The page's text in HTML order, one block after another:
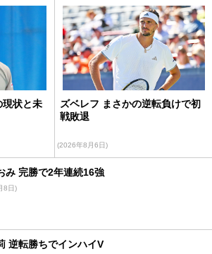
現状と未
ズベレフ まさかの逆転負けで初
戦敗退
(2026年8月6日)
み 完勝で2年連続16強
8日)
逆転勝ちでインハイV